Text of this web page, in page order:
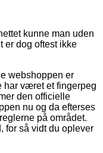
kunne man uden
er dog oftest ikke
webshoppen er
været et fingerpeg
den officielle
nu og da efterses
på området.
for så vidt du oplever